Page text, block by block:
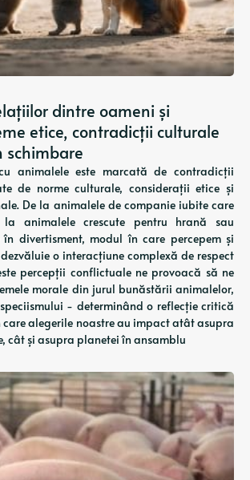
dintre oameni și
etice, contradicții culturale
schimbare
animalele este marcată de contradicții
de norme culturale, considerații etice și
De la animalele de companie iubite care
la animalele crescute pentru hrană sau
divertisment, modul în care percepem și
o interacțiune complexă de respect
percepții conflictuale ne provoacă să ne
morale din jurul bunăstării animalelor,
- determinând o reflecție critică
alegerile noastre au impact atât asupra
cât și asupra planetei în ansamblu